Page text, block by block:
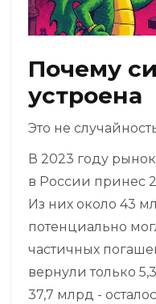
Почему
устроена
Это не
В 2023 году
в России принес
Из них около 43
потенциально
частичных
вернули только
37,7 млрд -